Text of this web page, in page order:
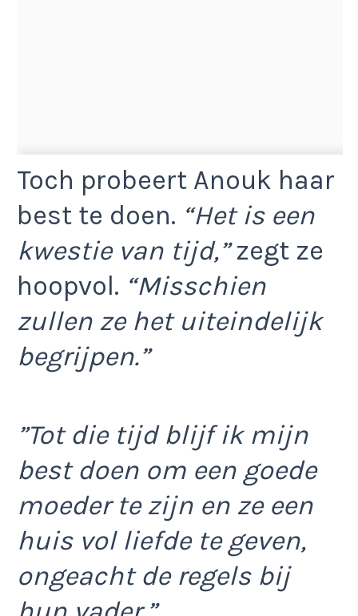
Toch probeert Anouk haar
best te doen. “Het is een
kwestie van tijd,”zegt ze
hoopvol. “Misschien
zullen ze het uiteindelijk
begrijpen.”
”Tot die tijd blijf ik mijn
best doen om een goede
moeder te zijn en ze een
huis vol liefde te geven,
ongeacht de regels bij